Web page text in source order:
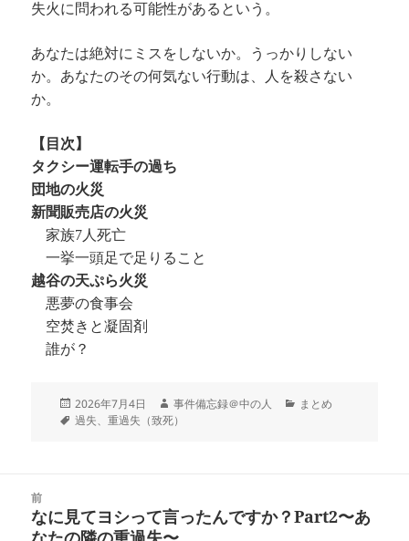
失火に問われる可能性があるという。
あなたは絶対にミスをしないか。うっかりしない
か。あなたのその何気ない行動は、人を殺さない
か。
【目次】
タクシー運転手の過ち
団地の火災
新聞販売店の火災
家族7人死亡
一挙一頭足で足りること
越谷の天ぷら火災
悪夢の食事会
空焚きと凝固剤
誰が？
投
稿
2026年7月4日
作
成
事件備忘録＠中の人
カ
まとめ
タ
過失、重過失（致死）
前
前
なに見てヨシって言ったんですか？Part2〜あ